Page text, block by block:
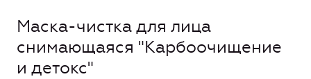
Маска-чистка для лица
снимающаяся "Карбоочищение
и детокс"